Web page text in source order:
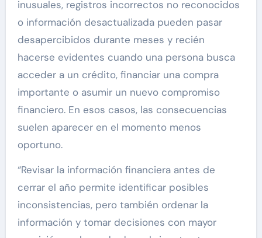
inusuales, registros incorrectos no reconocidos
o información desactualizada pueden pasar
desapercibidos durante meses y recién
hacerse evidentes cuando una persona busca
acceder a un crédito, financiar una compra
importante o asumir un nuevo compromiso
financiero. En esos casos, las consecuencias
suelen aparecer en el momento menos
oportuno.
“Revisar la información financiera antes de
cerrar el año permite identificar posibles
inconsistencias, pero también ordenar la
información y tomar decisiones con mayor